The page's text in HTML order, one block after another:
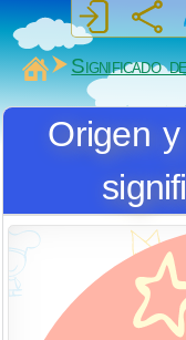
MiSabueso
Significado
Origen y